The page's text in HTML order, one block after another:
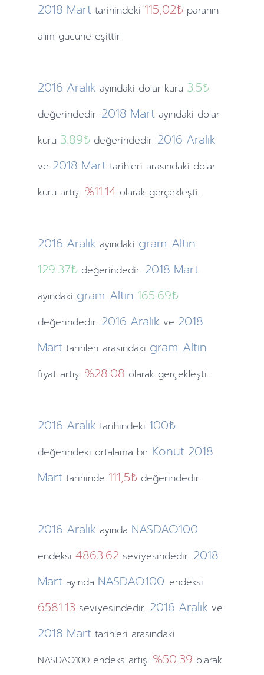
2018 Mart tarihindeki 115,02₺ paranın
alım gücüne eşittir.
2016 Aralık ayındaki dolar kuru 3.5₺
değerindedir. 2018 Mart ayındaki dolar
kuru 3.89₺değerindedir. 2016 Aralık
ve 2018 Mart tarihleri arasındaki dolar
kuru artışı %11.14 olarak gerçekleşti.
2016 Aralık ayındaki gram Altın
129.37₺değerindedir. 2018 Mart
ayındaki gram Altın 165.69₺
değerindedir. 2016 Aralık ve 2018
Mart tarihleri arasındaki gram Altın
fiyat artışı %28.08 olarak gerçekleşti.
2016 Aralık tarihindeki 100₺
değerindeki ortalama bir Konut 2018
Mart tarihinde 111,5₺ değerindedir.
2016 Aralık ayında NASDAQ100
endeksi 4863.62seviyesindedir. 2018
Mart ayında NASDAQ100 endeksi
6581.13 seviyesindedir. 2016 Aralık ve
2018 Mart tarihleri arasındaki
NASDAQ100 endeks artışı %50.39 olarak